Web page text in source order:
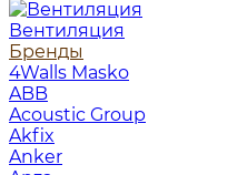
Вентиляция
Бренды
4Walls Masko
ABB
Acoustic Group
Akfix
Anker